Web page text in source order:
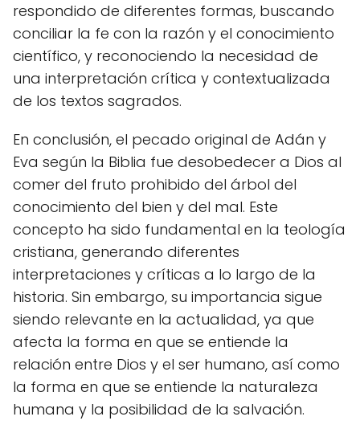
respondido de diferentes formas, buscando
conciliar la fe con la razón y el conocimiento
científico, y reconociendo la necesidad de
una interpretación crítica y contextualizada
de los textos sagrados.
En conclusión, el pecado original de Adán y
Eva según la Biblia fue desobedecer a Dios al
comer del fruto prohibido del árbol del
conocimiento del bien y del mal. Este
concepto ha sido fundamental en la teología
cristiana, generando diferentes
interpretaciones y críticas a lo largo de la
historia. Sin embargo, su importancia sigue
siendo relevante en la actualidad, ya que
afecta la forma en que se entiende la
relación entre Dios y el ser humano, así como
la forma en que se entiende la naturaleza
humana y la posibilidad de la salvación.